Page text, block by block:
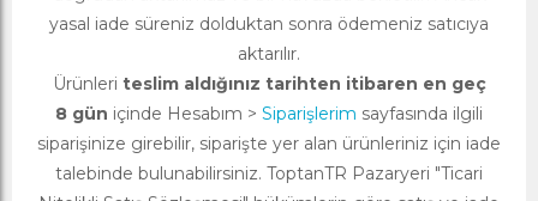
yasal iade süreniz dolduktan sonra ödemeniz satıcıya
aktarılır.
Ürünleri teslim aldığınız tarihten itibaren en geç
8 gün içinde Hesabım > Siparişlerim sayfasında ilgili
siparişinize girebilir, siparişte yer alan ürünleriniz için iade
talebinde bulunabilirsiniz. ToptanTR Pazaryeri "Ticari